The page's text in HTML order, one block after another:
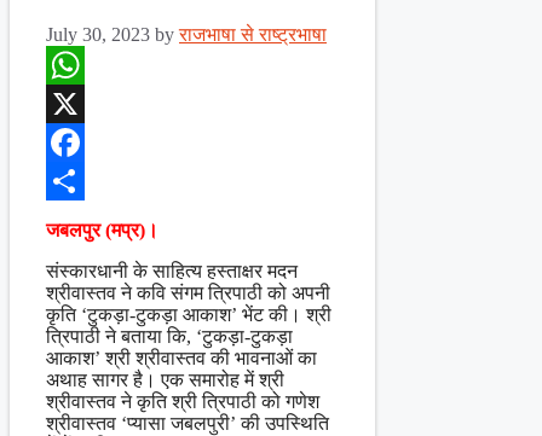
July 30, 2023 byराजभाषा से राष्ट्रभाषा
WhatsApp
X
Facebook
Share
जबलपुर (मप्र)।
संस्कारधानी के साहित्य हस्ताक्षर मदन
श्रीवास्तव ने कवि संगम त्रिपाठी को अपनी
कृति ‘टुकड़ा-टुकड़ा आकाश’ भेंट की। श्री
त्रिपाठी ने बताया कि, ‘टुकड़ा-टुकड़ा
आकाश’ श्री श्रीवास्तव की भावनाओं का
अथाह सागर है। एक समारोह में श्री
श्रीवास्तव ने कृति श्री त्रिपाठी को गणेश
श्रीवास्तव ‘प्यासा जबलपुरी’ की उपस्थिति